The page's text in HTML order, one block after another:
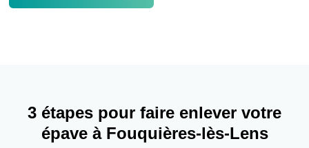
3 étapes pour faire enlever votre
épave à Fouquières-lès-Lens